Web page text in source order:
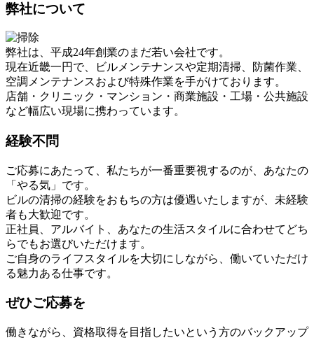
弊社について
弊社は、平成24年創業のまだ若い会社です。
現在近畿一円で、ビルメンテナンスや定期清掃、防菌作業、
空調メンテナンスおよび特殊作業を手がけております。
店舗・クリニック・マンション・商業施設・工場・公共施設
など幅広い現場に携わっています。
経験不問
ご応募にあたって、私たちが一番重要視するのが、あなたの
「やる気」です。
ビルの清掃の経験をおもちの方は優遇いたしますが、未経験
者も大歓迎です。
正社員、アルバイト、あなたの生活スタイルに合わせてどち
らでもお選びいただけます。
ご自身のライフスタイルを大切にしながら、働いていただけ
る魅力ある仕事です。
ぜひご応募を
働きながら、資格取得を目指したいという方のバックアップ